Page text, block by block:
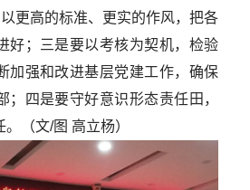
更高的标准、更实的作风，把各
好；三是要以考核为契机，检验
加强和改进基层党建工作，确保
；四是要守好意识形态责任田，
（文/图 高立杨）